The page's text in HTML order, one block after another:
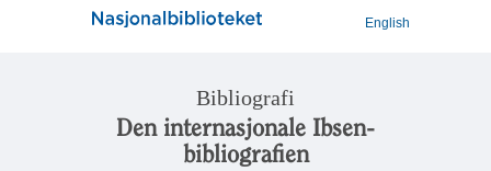
English
Bibliografi
Den internasjonale Ibsen-
bibliografien